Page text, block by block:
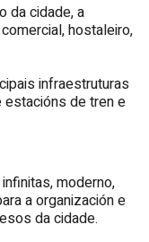
da cidade, a
hostaleiro,
infraestruturas
estacións de tren e
moderno,
a organización e
da cidade.